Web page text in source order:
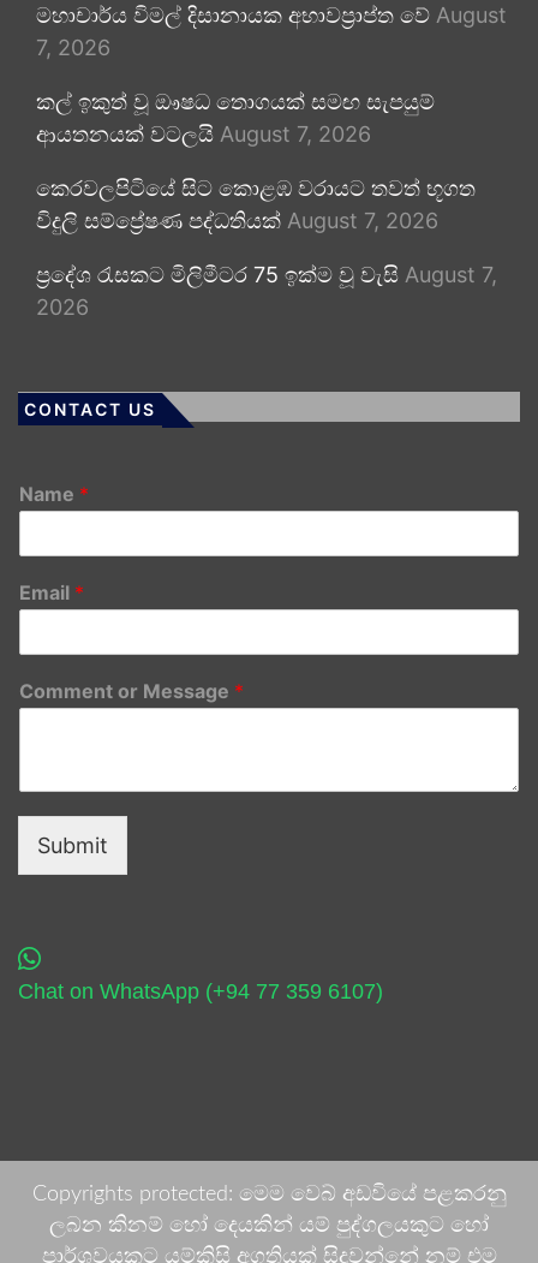
මහාචාර්ය විමල් දිසානායක අභාවප්‍රාප්ත වේ August
7, 2026
කල් ඉකුත් වූ ඖෂධ තොගයක් සමඟ සැපයුම්
ආයතනයක් වටලයි August 7, 2026
කෙරවලපිටියේ සිට කොළඹ වරායට තවත් භූගත
විදුලි සම්ප්‍රේෂණ පද්ධතියක් August 7, 2026
ප්‍රදේශ රැසකට මිලිමීටර 75 ඉක්ම වූ වැසි August 7,
2026
CONTACT US
Name *
Email *
Comment or Message *
Submit
Chat on WhatsApp (+94 77 359 6107)
Copyrights protected: මෙම වෙබ් අඩවියේ පළකරනු
ලබන කිනම් හෝ දෙයකින් යම් පුද්ගලයකුට හෝ
පාර්ශවයකට යම්කිසි අගතියක් සිදුවන්නේ නම් එම